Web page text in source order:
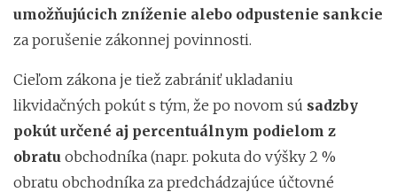
umožňujúcich zníženie alebo odpustenie sankcie
za porušenie zákonnej povinnosti.
Cieľom zákona je tiež zabrániť ukladaniu
likvidačných pokút s tým, že po novom sú sadzby
pokút určené aj percentuálnym podielom z
obratu obchodníka (napr. pokuta do výšky 2 %
obratu obchodníka za predchádzajúce účtovné